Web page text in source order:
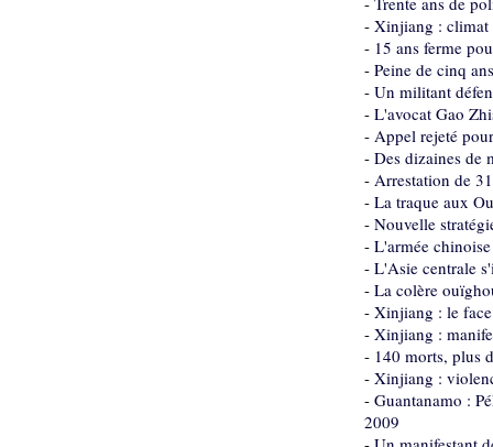
- Xinjiang : climat
- 15 ans ferme
- Peine de cinq
- Un militant
- L'avocat Gao
- Appel rejeté
- Des dizaines de
- Arrestation de
- La traque aux
- Nouvelle
- L'armée
- L'Asie centrale
- La colère
- Xinjiang : le
- Xinjiang :
- 140 morts, plus
- Xinjiang :
- Guantanamo :
2009